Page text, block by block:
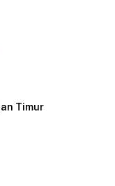
Timur